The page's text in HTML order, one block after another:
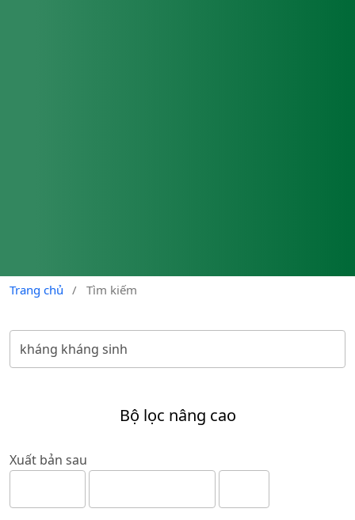
Trang chủ / Tìm kiếm
Bộ lọc nâng cao
Xuất bản sau